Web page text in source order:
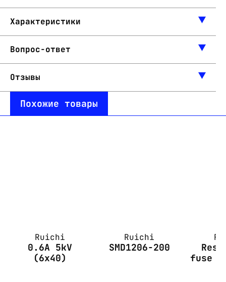
Характеристики
Вопрос-ответ
Отзывы
Похожие товары
Ruichi
0.6A 5kV
(6x40)
Ruichi
SMD1206-200
fuse